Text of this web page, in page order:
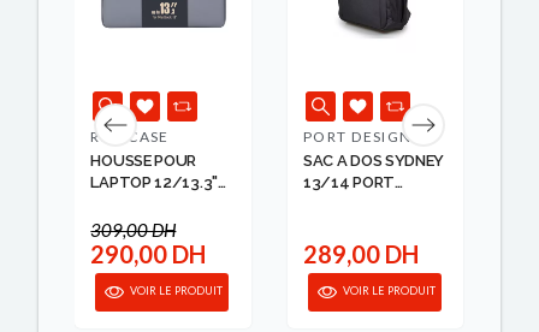
RIVACASE
HOUSSE POUR
LAPTOP 12/13.3"
309,00 DH
290,00 DH
VOIR LE PRODUIT
PORT DESIGNS
SAC A DOS SYDNEY
13/14 PORT
289,00 DH
VOIR LE PRODUIT